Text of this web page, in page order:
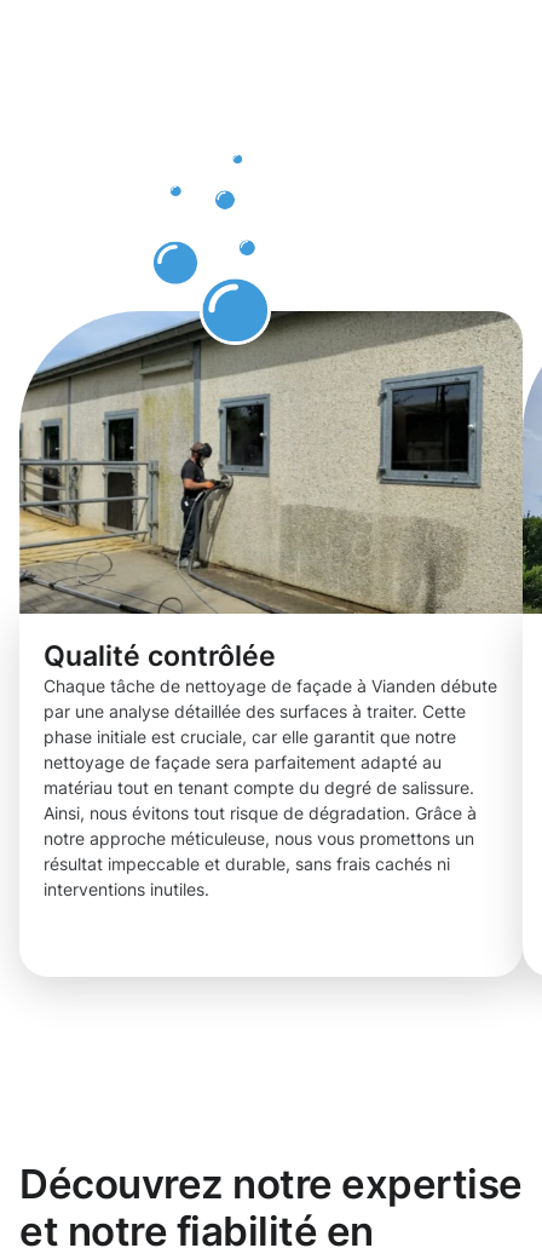
Qualité contrôlée
Chaque tâche de nettoyage de façade à Vianden débute
par une analyse détaillée des surfaces à traiter. Cette
phase initiale est cruciale, car elle garantit que notre
nettoyage de façade sera parfaitement adapté au
matériau tout en tenant compte du degré de salissure.
Ainsi, nous évitons tout risque de dégradation. Grâce à
notre approche méticuleuse, nous vous promettons un
résultat impeccable et durable, sans frais cachés ni
interventions inutiles.
Découvrez notre expertise
et notre fiabilité en